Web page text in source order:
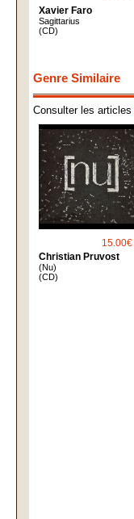
Xavier Faro
Sagittarius
(CD)
Genre Similaire
Consulter les articles
15.00€
Christian Pruvost
(Nu)
(CD)